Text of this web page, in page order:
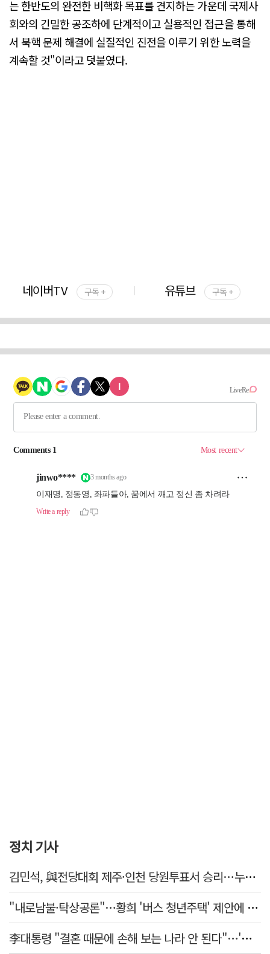
는 한반도의 완전한 비핵화 목표를 견지하는 가운데 국제사
회와의 긴밀한 공조하에 단계적이고 실용적인 접근을 통해
서 북핵 문제 해결에 실질적인 진전을 이루기 위한 노력을
계속할 것"이라고 덧붙였다.
네이버TV 구독 + 유튜브 구독 +
정치 기사
김민석, 與전당대회 제주·인천 당원투표서 승리…누적 득표는 '초박빙'
"내로남불·탁상공론"…황희 '버스 청년주택' 제안에 與 내부서도 쓴소리
李대통령 "결혼 때문에 손해 보는 나라 안 된다"…'결혼 페널티' 22개 손본다